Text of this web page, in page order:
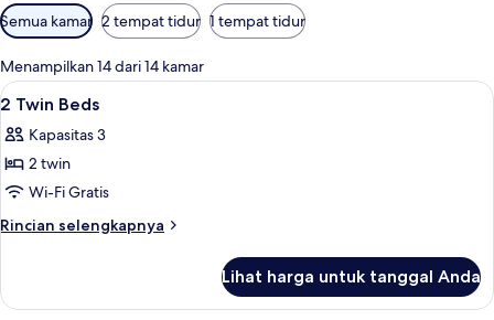
Filter
tersedia
untuk
kamar
Semua kamar 2 tempat tidur 1 tempat tidur
Menampilkan 14 dari 14 kamar
Lihat
semua
foto
untuk
2
Twin
Seprai premium, minibar, brankas,
1
2 Twin Beds
Kapasitas 3
2 twin
Wi-Fi Gratis
Rincian selengkapnya
Rincian
2
Lihat harga untuk tanggal Anda